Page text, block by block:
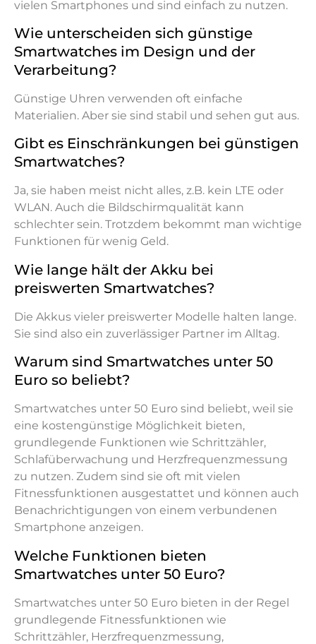
vielen Smartphones und sind einfach zu nutzen.
Wie unterscheiden sich günstige
Smartwatches im Design und der
Verarbeitung?
Günstige Uhren verwenden oft einfache
Materialien. Aber sie sind stabil und sehen gut aus.
Gibt es Einschränkungen bei günstigen
Smartwatches?
Ja, sie haben meist nicht alles, z.B. kein LTE oder
WLAN. Auch die Bildschirmqualität kann
schlechter sein. Trotzdem bekommt man wichtige
Funktionen für wenig Geld.
Wie lange hält der Akku bei
preiswerten Smartwatches?
Die Akkus vieler preiswerter Modelle halten lange.
Sie sind also ein zuverlässiger Partner im Alltag.
Warum sind Smartwatches unter 50
Euro so beliebt?
Smartwatches unter 50 Euro sind beliebt, weil sie
eine kostengünstige Möglichkeit bieten,
grundlegende Funktionen wie Schrittzähler,
Schlafüberwachung und Herzfrequenzmessung
zu nutzen. Zudem sind sie oft mit vielen
Fitnessfunktionen ausgestattet und können auch
Benachrichtigungen von einem verbundenen
Smartphone anzeigen.
Welche Funktionen bieten
Smartwatches unter 50 Euro?
Smartwatches unter 50 Euro bieten in der Regel
grundlegende Fitnessfunktionen wie
Schrittzähler, Herzfrequenzmessung,